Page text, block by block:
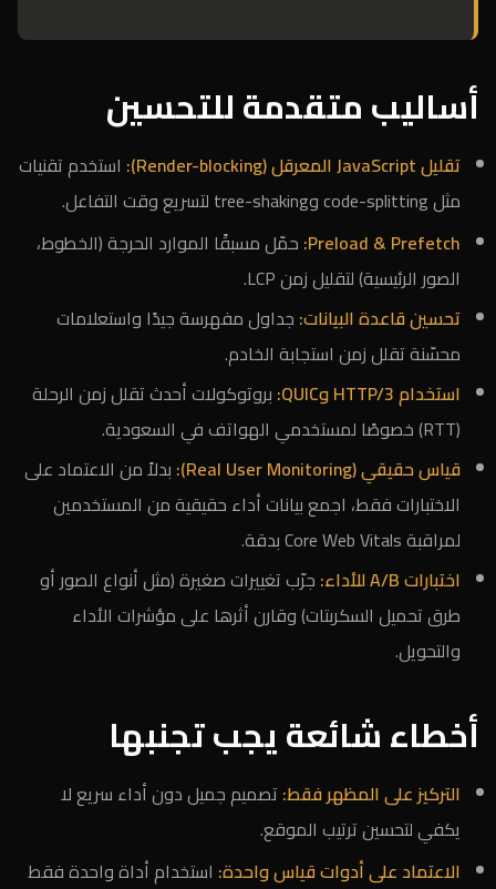
أساليب متقدمة للتحسين
تقليل JavaScript المعرقل (Render-blocking):
استخدم تقنيات
مثل code-splitting وtree-shaking لتسريع وقت التفاعل.
Preload & Prefetch: حمّل مسبقًا الموارد الحرجة (الخطوط،
الصور الرئيسية) لتقليل زمن LCP.
تحسين قاعدة البيانات: جداول مفهرسة جيدًا واستعلامات
محسّنة تقلل زمن استجابة الخادم.
استخدام HTTP/3 وQUIC:
بروتوكولات أحدث تقلل زمن الرحلة
(RTT) خصوصًا لمستخدمي الهواتف في السعودية.
قياس حقيقي (Real User Monitoring):
بدلاً من الاعتماد على
الاختبارات فقط، اجمع بيانات أداء حقيقية من المستخدمين
لمراقبة Core Web Vitals بدقة.
اختبارات A/B للأداء:
جرّب تغييرات صغيرة (مثل أنواع الصور أو
طرق تحميل السكربتات) وقارن أثرها على مؤشرات الأداء
والتحويل.
أخطاء شائعة يجب تجنبها
التركيز على المظهر فقط: تصميم جميل دون أداء سريع لا
يكفي لتحسين ترتيب الموقع.
الاعتماد على أدوات قياس واحدة: استخدام أداة واحدة فقط